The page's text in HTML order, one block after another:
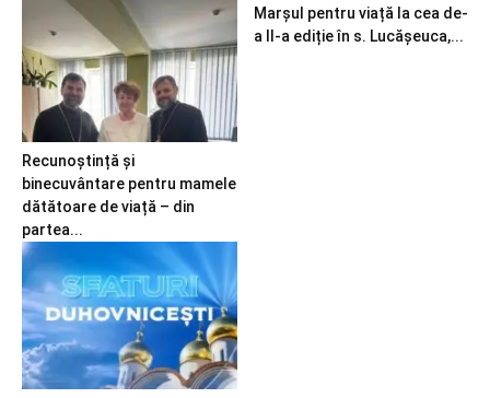
Recunoștință și
binecuvântare pentru mamele
dătătoare de viață – din
partea...
Marșul pentru viață la cea de-
a II-a ediție în s. Lucășeuca,...